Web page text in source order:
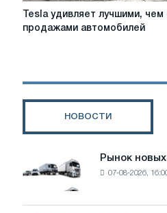
изменит
спрос
Tesla
удивляет
продажами
Tesla удивляет лучшими,
продажами автомобилей
НОВОСТИ
Рынок
новых
грузовиков
в
Рынок
07-08-2026,